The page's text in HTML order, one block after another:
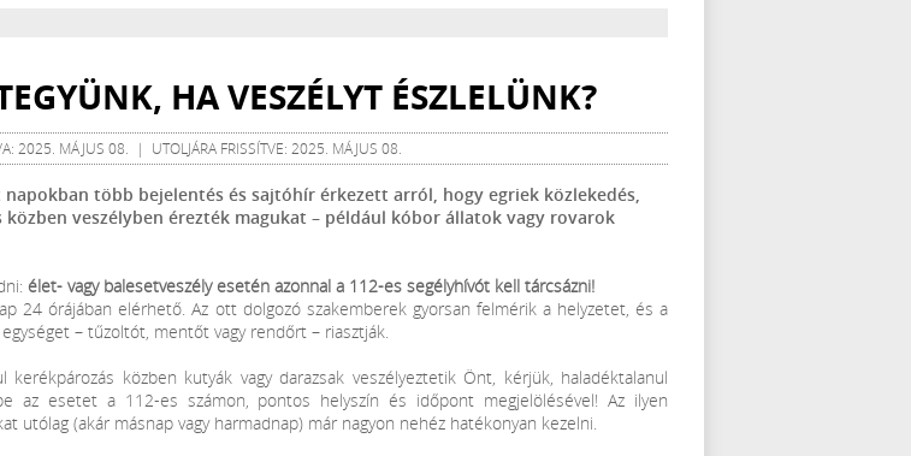
HA VESZÉLYT ÉSZLELÜNK?
2025. MÁJUS 08. | UTOLJÁRA FRISSÍTVE: 2025. MÁJUS 08.
napokban több bejelentés és sajtóhír érkezett arról, hogy egriek közlekedés,
közben veszélyben érezték magukat – például kóbor állatok vagy rovarok
élet- vagy balesetveszély esetén azonnal a 112-es segélyhívót kell tárcsázni!
24 órájában elérhető. Az ott dolgozó szakemberek gyorsan felmérik a helyzetet, és a
– tűzoltót, mentőt vagy rendőrt – riasztják.
kerékpározás közben kutyák vagy darazsak veszélyeztetik Önt, kérjük, haladéktalanul
az esetet a 112-es számon, pontos helyszín és időpont megjelölésével! Az ilyen
utólag (akár másnap vagy harmadnap) már nagyon nehéz hatékonyan kezelni.